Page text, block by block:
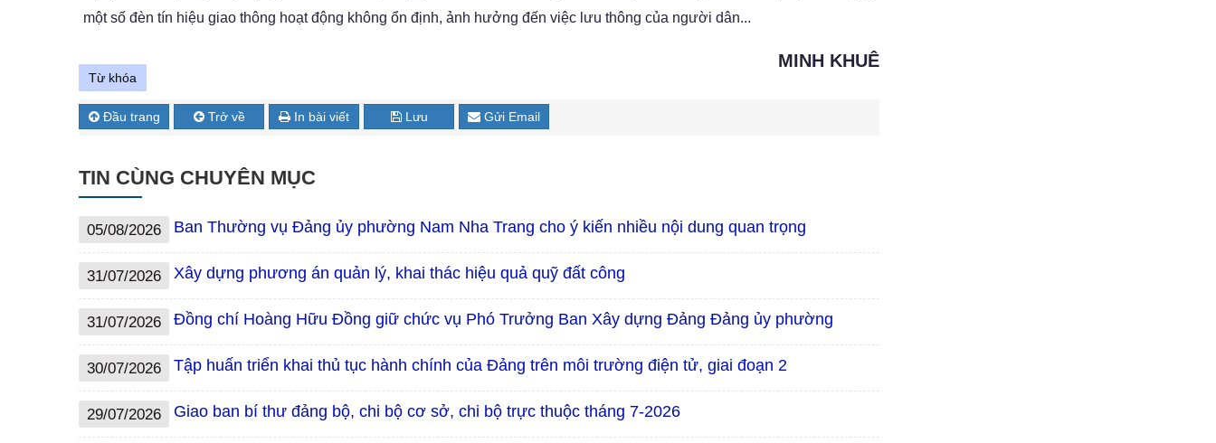
một số đèn tín hiệu giao thông hoạt động không ổn định, ảnh hưởng đến việc lưu thông của người dân...
MINH KHUÊ
Từ khóa
Đầu trang Trở về In bài viết Lưu Gửi Email
TIN CÙNG CHUYÊN MỤC
05/08/2026 Ban Thường vụ Đảng ủy phường Nam Nha Trang cho ý kiến nhiều nội dung quan trọng
31/07/2026 Xây dựng phương án quản lý, khai thác hiệu quả quỹ đất công
31/07/2026 Đồng chí Hoàng Hữu Đồng giữ chức vụ Phó Trưởng Ban Xây dựng Đảng Đảng ủy phường
30/07/2026 Tập huấn triển khai thủ tục hành chính của Đảng trên môi trường điện tử, giai đoạn 2
29/07/2026 Giao ban bí thư đảng bộ, chi bộ cơ sở, chi bộ trực thuộc tháng 7-2026